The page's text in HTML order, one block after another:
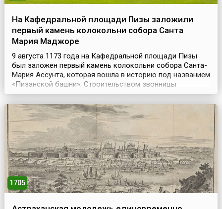
На Кафедральной площади Пизы заложили
первый камень колокольни собора Санта
Мария Маджоре
9 августа 1173 года на Кафедральной площади Пизы
был заложен первый камень колокольни собора Санта-
Мария Ассунта, которая вошла в историю под названием
«Пизанской башни». Строительством звонницы
занимались мастера Гульельмо из Инсбрука и Боннано.
Однако, построив первый этаж высотой 11 метров и два
колоннадных кольца, Бонанно обнаружил, что
колокольня отклонилась от вертикали на четыре
сантиме...
1705